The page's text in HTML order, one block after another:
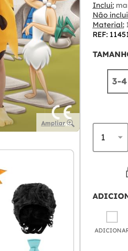
Ampliar
Inclui:
Não
Material:
REF:
3-